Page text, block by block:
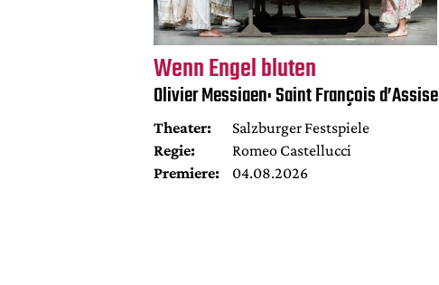
Wenn Engel bluten
Olivier Messiaen: Saint François d’Assise
Theater:
Salzburger Festspiele
Regie:
Romeo Castellucci
Premiere:
04.08.2026